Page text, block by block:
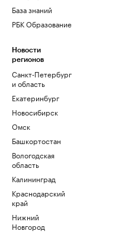
База знаний
РБК Образование
Новости
регионов
Санкт-Петербург
и область
Екатеринбург
Новосибирск
Омск
Башкортостан
Вологодская
область
Калининград
Краснодарский
край
Нижний
Новгород